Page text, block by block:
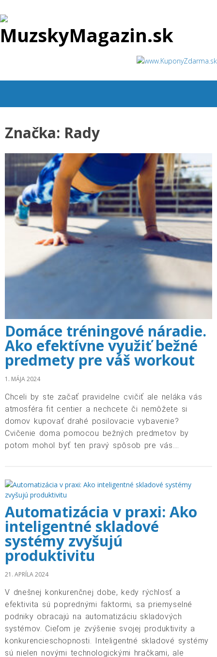
to
content
Značka: Rady
Domáce tréningové náradie.
Ako efektívne využiť bežné
predmety pre váš workout
1. MÁJA 2024
Chceli by ste začať pravidelne cvičiť ale neláka vás
atmosféra fit centier a nechcete či nemôžete si
domov kupovať drahé posilovacie vybavenie?
Cvičenie doma pomocou bežných predmetov by
potom mohol byť ten pravý spôsob pre vás….
Automatizácia v praxi: Ako
inteligentné skladové
systémy zvyšujú
produktivitu
21. APRÍLA 2024
V dnešnej konkurenčnej dobe, kedy rýchlosť a
efektivita sú poprednými faktormi, sa priemyselné
podniky obracajú na automatizáciu skladových
systémov. Cieľom je zvýšenie svojej produktivity a
konkurencieschopnosti. Inteligentné skladové systémy
sú nielen novými technologickými hračkami, ale